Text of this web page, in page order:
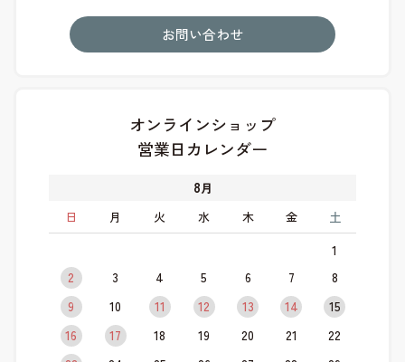
お問い合わせ
オンラインショップ
営業日カレンダー
8月
日
月 火 水 木 金 土
1
2
3 4 5 6 7
8
9
10 11 12 13 14
15
16
17 18 19 20 21
22